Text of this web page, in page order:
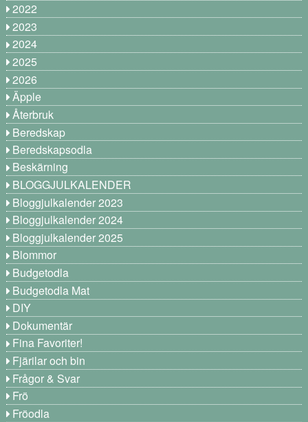
2022
2023
2024
2025
2026
Äpple
Återbruk
Beredskap
Beredskapsodla
Beskärning
BLOGGJULKALENDER
Bloggjulkalender 2023
Bloggjulkalender 2024
Bloggjulkalender 2025
Blommor
Budgetodla
Budgetodla Mat
DIY
Dokumentär
Fina Favoriter!
Fjärilar och bin
Frågor & Svar
Frö
Fröodla